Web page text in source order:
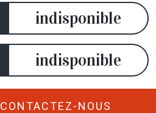
indisponible
indisponible
CONTACTEZ-NOUS